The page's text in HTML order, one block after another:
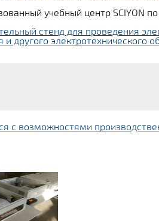
учебный центр SCIYON
стенд для проведения
и другого электротехнического
с возможностями